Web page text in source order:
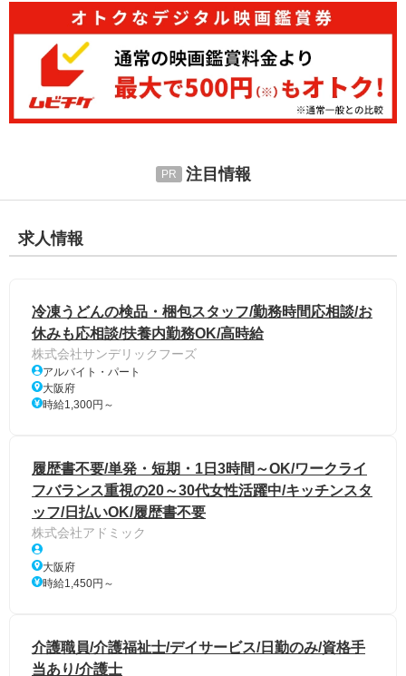
注目情報
求人情報
冷凍うどんの検品・梱包スタッフ/勤務時間応相談/お
休みも応相談/扶養内勤務OK/高時給
株式会社サンデリックフーズ
アルバイト・パート
大阪府
時給1,300円～
履歴書不要/単発・短期・1日3時間～OK/ワークライ
フバランス重視の20～30代女性活躍中/キッチンスタ
ッフ/日払いOK/履歴書不要
株式会社アドミック
大阪府
時給1,450円～
介護職員/介護福祉士/デイサービス/日勤のみ/資格手
当あり/介護士